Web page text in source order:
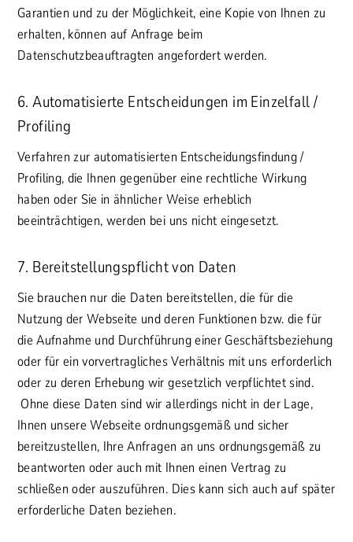
Garantien und zu der Möglichkeit, eine Kopie von Ihnen zu
erhalten, können auf Anfrage beim
Datenschutzbeauftragten angefordert werden.
6. Automatisierte Entscheidungen im Einzelfall /
Profiling
Verfahren zur automatisierten Entscheidungsfindung /
Profiling, die Ihnen gegenüber eine rechtliche Wirkung
haben oder Sie in ähnlicher Weise erheblich
beeinträchtigen, werden bei uns nicht eingesetzt.
7. Bereitstellungspflicht von Daten
Sie brauchen nur die Daten bereitstellen, die für die
Nutzung der Webseite und deren Funktionen bzw. die für
die Aufnahme und Durchführung einer Geschäftsbeziehung
oder für ein vorvertragliches Verhältnis mit uns erforderlich
oder zu deren Erhebung wir gesetzlich verpflichtet sind.
Ohne diese Daten sind wir allerdings nicht in der Lage,
Ihnen unsere Webseite ordnungsgemäß und sicher
bereitzustellen, Ihre Anfragen an uns ordnungsgemäß zu
beantworten oder auch mit Ihnen einen Vertrag zu
schließen oder auszuführen. Dies kann sich auch auf später
erforderliche Daten beziehen.